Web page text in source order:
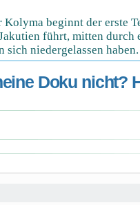
beginnt der erste
führt, mitten durch
sich niedergelassen haben.
Doku nicht?